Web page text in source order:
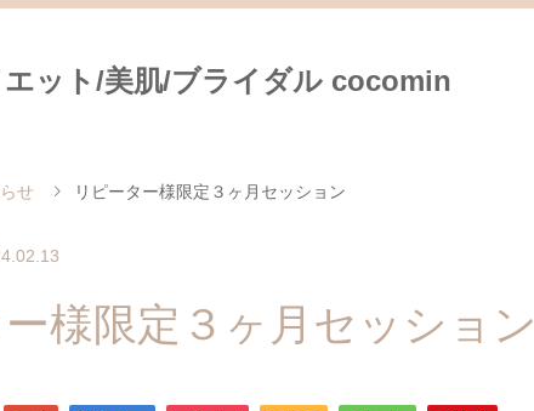
ット/美肌/ブライダル cocomin
せ リピーター様限定３ヶ月セッション
様限定３ヶ月セッション